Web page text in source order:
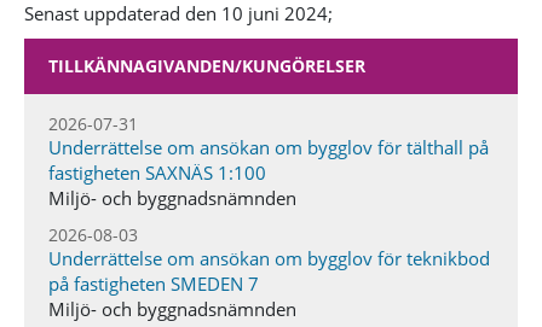
Senast uppdaterad den 10 juni 2024;
TILLKÄNNAGIVANDEN​/KUNGÖRELSER
2026-07-31
Underrättelse om ansökan om bygglov för tälthall på
fastigheten SAXNÄS 1:100
Miljö- och byggnadsnämnden
2026-08-03
Underrättelse om ansökan om bygglov för teknikbod
på fastigheten SMEDEN 7
Miljö- och byggnadsnämnden